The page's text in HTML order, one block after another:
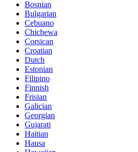
Bosnian
Bulgarian
Cebuano
Chichewa
Corsican
Croatian
Dutch
Estonian
Filipino
Finnish
Frisian
Galician
Georgian
Gujarati
Haitian
Hausa